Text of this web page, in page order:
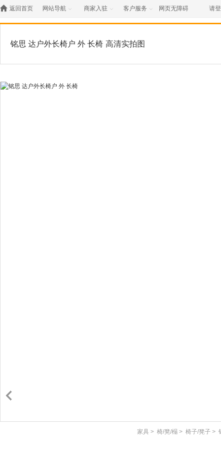
 返回首页 网站导航  商家入驻  客户服务  网页无障碍 请
铭思 达户外长椅户 外 长椅 高清实拍图
家具 > 椅/凳/榻 > 椅子/凳子 >